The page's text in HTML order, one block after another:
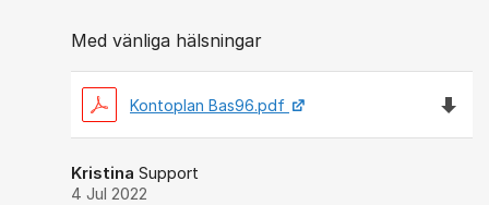
Med vänliga hälsningar
Kontoplan Bas96.pdf
Kristina Support
4 Jul 2022